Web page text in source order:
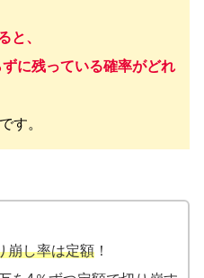
と、
に残っている確率がどれ
す。
崩し率は定額！